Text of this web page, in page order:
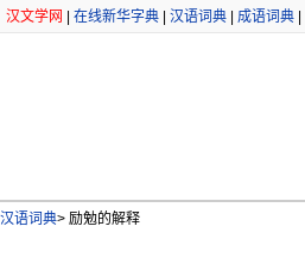
汉文学网 在线新华字典 汉语词典 成语词典
汉语词典> 励勉的解释